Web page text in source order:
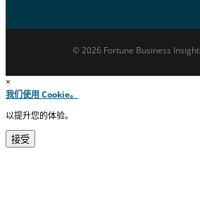
© 2026 Fortune Business
×
我们使用 Cookie。
以提升您的体验。
接受